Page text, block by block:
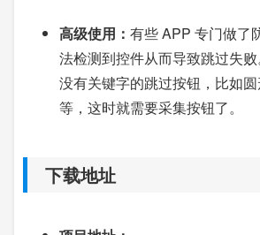
高级使用： 有些 APP 专门做了
法检测到控件从而导致跳过失
没有关键字的跳过按钮，比如
等，这时就需要采集按钮了。
下载地址